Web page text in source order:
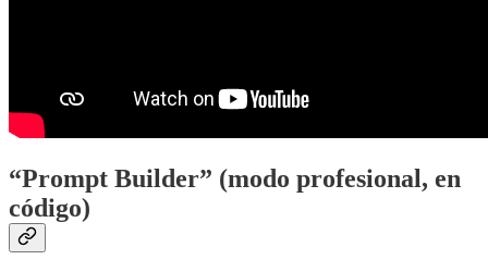
“Prompt Builder” (modo profesional, en
código)